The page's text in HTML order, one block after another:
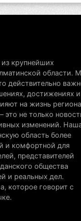
крупнейших
области.
действительно
достижениях и
на жизнь
это не только
изменений.
область более
и комфортной для
представителей
общества
и реальных дел.
которое говорит с